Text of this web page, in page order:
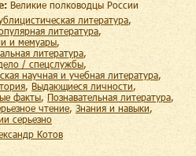
Великие полководцы России
литература,
литература,
и мемуары,
литература,
/ спецслужбы,
научная и учебная литература,
, выдающиеся личности,
факты, познавательная литература,
чтение, знания и навыки,
серьезно
Котов